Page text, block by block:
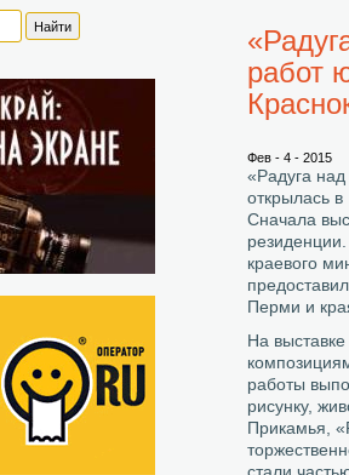
работ
Фев - 4 - 2015
«Радуга
открылась в
Сначала
краевого
Перми и
На
работы
рисунку,
Прикамья,